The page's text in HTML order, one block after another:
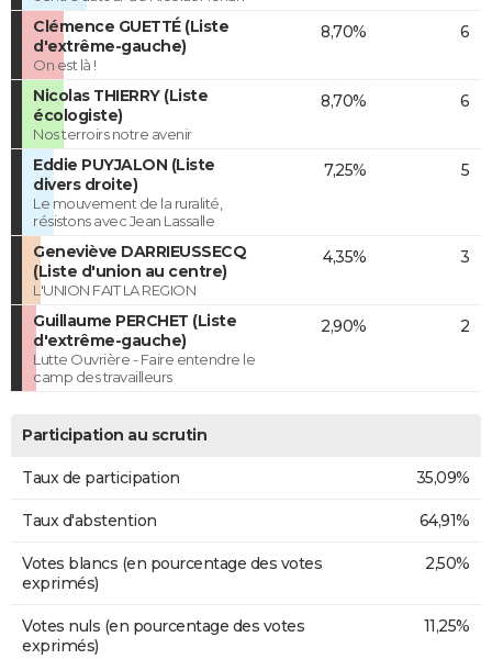
Clémence GUETTÉ (Liste
d'extrême-gauche)
On est là !
8,70% 6
Nicolas THIERRY (Liste
écologiste)
Nos terroirs notre avenir
8,70% 6
Eddie PUYJALON (Liste
divers droite)
Le mouvement de la ruralité,
résistons avec Jean Lassalle
7,25% 5
Geneviève DARRIEUSSECQ
(Liste d'union au centre)
L'UNION FAIT LA REGION
4,35% 3
Guillaume PERCHET (Liste
d'extrême-gauche)
Lutte Ouvrière - Faire entendre le
camp des travailleurs
2,90% 2
Participation au scrutin
Taux de participation 35,09%
Taux d'abstention 64,91%
Votes blancs (en pourcentage des votes
exprimés)
2,50%
Votes nuls (en pourcentage des votes
exprimés)
11,25%